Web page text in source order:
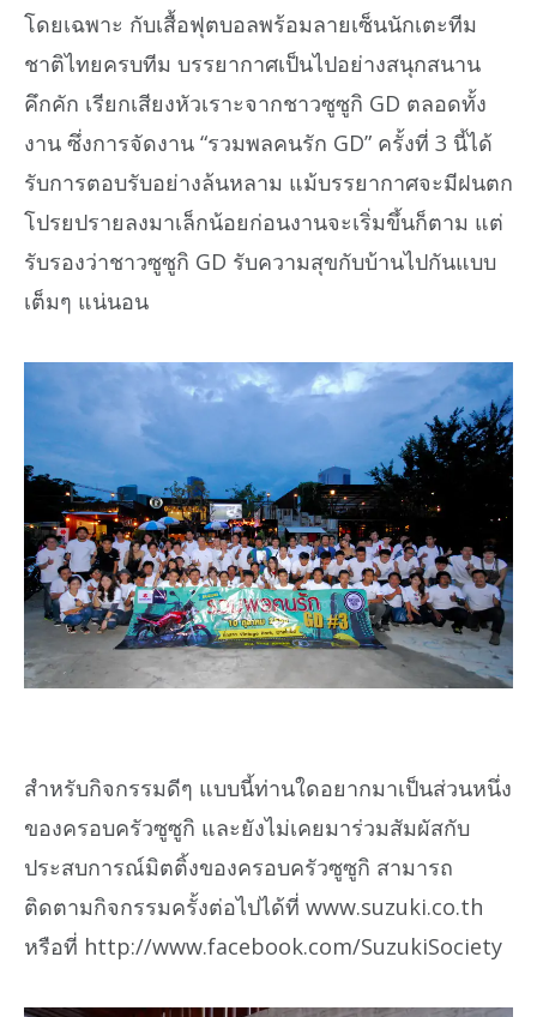
โดยเฉพาะ กับเสื้อฟุตบอลพร้อมลายเซ็นนักเตะทีม
ชาติไทยครบทีม บรรยากาศเป็นไปอย่างสนุกสนาน
คึกคัก เรียกเสียงหัวเราะจากชาวซูซูกิ GD ตลอดทั้ง
งาน ซึ่งการจัดงาน “รวมพลคนรัก GD” ครั้งที่ 3 นี้ได้
รับการตอบรับอย่างล้นหลาม แม้บรรยากาศจะมีฝนตก
โปรยปรายลงมาเล็กน้อยก่อนงานจะเริ่มขึ้นก็ตาม แต่
รับรองว่าชาวซูซูกิ GD รับความสุขกับบ้านไปกันแบบ
เต็มๆ แน่นอน
สำหรับกิจกรรมดีๆ แบบนี้ท่านใดอยากมาเป็นส่วนหนึ่ง
ของครอบครัวซูซูกิ และยังไม่เคยมาร่วมสัมผัสกับ
ประสบการณ์มิตติ้งของครอบครัวซูซูกิ สามารถ
ติดตามกิจกรรมครั้งต่อไปได้ที่ www.suzuki.co.th
หรือที่ http://www.facebook.com/SuzukiSociety